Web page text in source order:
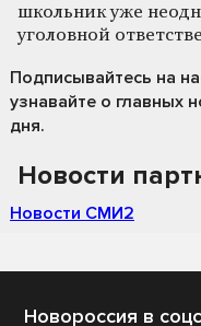
школьник уже
уголовной
Подписывайтесь на
узнавайте о главных
дня.
Новости
Новости СМИ2
Новороссия в